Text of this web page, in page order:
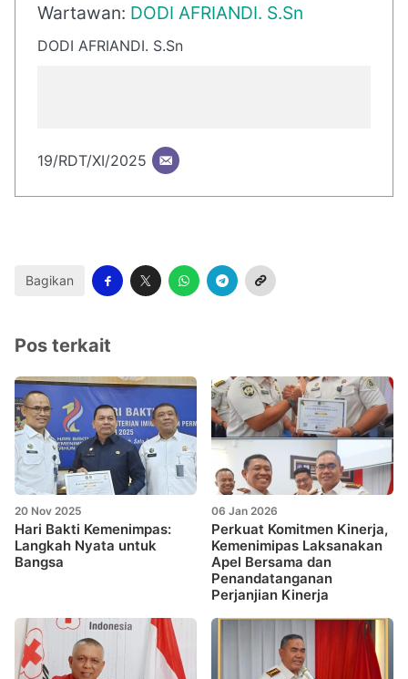
Wartawan: DODI AFRIANDI. S.Sn
DODI AFRIANDI. S.Sn
19/RDT/XI/2025
Bagikan
Pos terkait
20 Nov 2025
Hari Bakti Kemenimpas:
Langkah Nyata untuk
Bangsa
06 Jan 2026
Perkuat Komitmen Kinerja,
Kemenimipas Laksanakan
Apel Bersama dan
Penandatanganan
Perjanjian Kinerja